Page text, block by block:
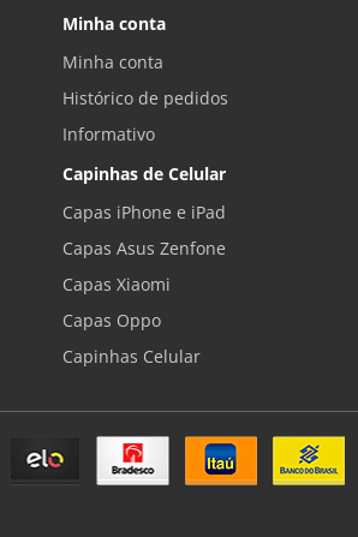
Minha conta
Minha conta
Histórico de pedidos
Informativo
Capinhas de Celular
Capas iPhone e iPad
Capas Asus Zenfone
Capas Xiaomi
Capas Oppo
Capinhas Celular